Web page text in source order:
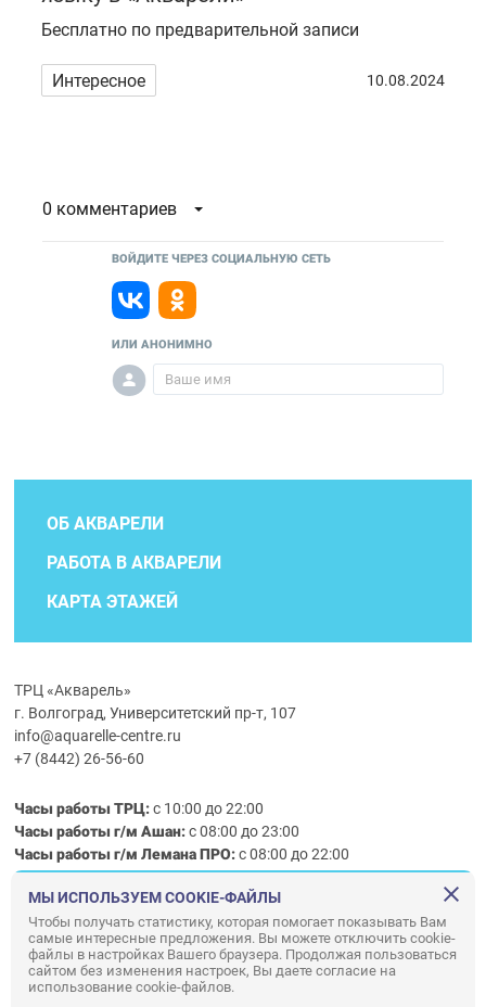
Бесплатно по предварительной записи
Интересное 10.08.2024
0 комментариев
ВОЙДИТЕ ЧЕРЕЗ СОЦИАЛЬНУЮ СЕТЬ
ИЛИ АНОНИМНО
ОБ АКВАРЕЛИ
РАБОТА В АКВАРЕЛИ
КАРТА ЭТАЖЕЙ
ТРЦ «Акварель»
г. Волгоград, Университетский пр-т, 107
info@aquarelle-centre.ru
+7 (8442) 26-56-60
Часы работы ТРЦ:с 10:00 до 22:00
Часы работы г/м Ашан:с 08:00 до 23:00
Часы работыг/мЛемана ПРО:с 08:00 до 22:00
Правила посещения ТРЦ «Акварель»
ООО «АКВАРЕЛЬ»
© ООО «Акварель» 2010–2026. All right reserved.
Дизайн концепция сайта —
МЫ ИСПОЛЬЗУЕМ COOKIE-ФАЙЛЫ
Чтобы получать статистику, которая помогает показывать Вам
самые интересные предложения. Вы можете отключить cookie-
файлы в настройках Вашего браузера. Продолжая пользоваться
сайтом без изменения настроек, Вы даете согласие на
использование cookie-файлов.